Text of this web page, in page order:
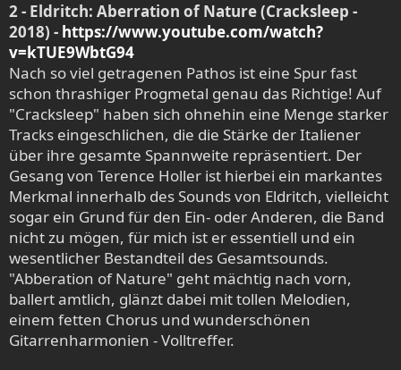
2 - Eldritch: Aberration of Nature (Cracksleep -
2018) - https://www.youtube.com/watch?
v=kTUE9WbtG94
Nach so viel getragenen Pathos ist eine Spur fast
schon thrashiger Progmetal genau das Richtige! Auf
"Cracksleep" haben sich ohnehin eine Menge starker
Tracks eingeschlichen, die die Stärke der Italiener
über ihre gesamte Spannweite repräsentiert. Der
Gesang von Terence Holler ist hierbei ein markantes
Merkmal innerhalb des Sounds von Eldritch, vielleicht
sogar ein Grund für den Ein- oder Anderen, die Band
nicht zu mögen, für mich ist er essentiell und ein
wesentlicher Bestandteil des Gesamtsounds.
"Abberation of Nature" geht mächtig nach vorn,
ballert amtlich, glänzt dabei mit tollen Melodien,
einem fetten Chorus und wunderschönen
Gitarrenharmonien - Volltreffer.